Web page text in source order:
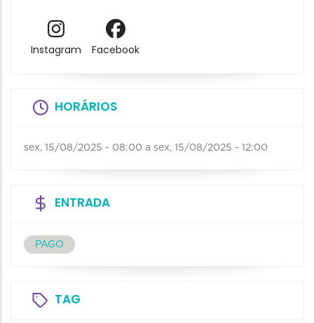
Instagram Facebook
HORÁRIOS
sex, 15/08/2025 - 08:00 a sex, 15/08/2025 - 12:00
ENTRADA
PAGO
TAG